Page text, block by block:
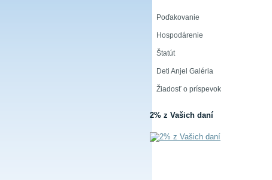
Poďakovanie
Hospodárenie
Štatút
Deti Anjel Galéria
Žiadosť o príspevok
2% z Vašich daní